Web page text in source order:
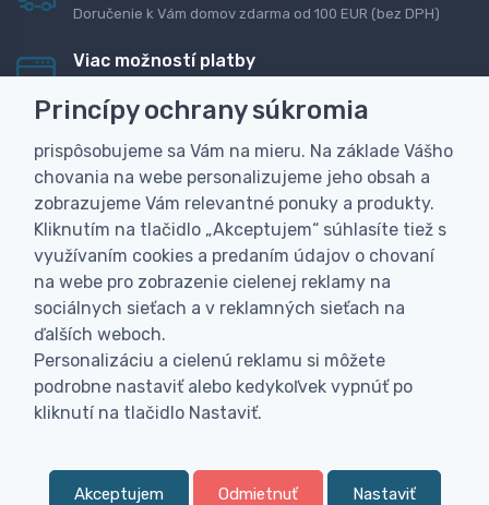
Doručenie k Vám domov zdarma od 100 EUR (bez DPH)
Viac možností platby
dobierku
Personalizácia
Vyrobíme Vám vlastný originálny darček
Skúsenosť
Široký sortiment, z ktorého Vám pomôžeme vybrať
Princípy ochrany súkromia
prispôsobujeme sa Vám na mieru. Na základe Vášho
chovania na webe personalizujeme jeho obsah a
zobrazujeme Vám relevantné ponuky a produkty.
Kliknutím na tlačidlo „Akceptujem“ súhlasíte tiež s
využívaním cookies a predaním údajov o chovaní
na webe pro zobrazenie cielenej reklamy na
sociálnych sieťach a v reklamných sieťach na
ďalších weboch.
Personalizáciu a cielenú reklamu si môžete
podrobne nastaviť alebo kedykoľvek vypnúť po
kliknutí na tlačidlo Nastaviť.
Akceptujem Odmietnuť Nastaviť